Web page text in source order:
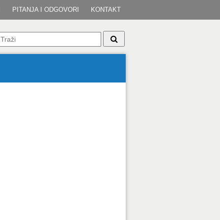
PITANJA I ODGOVORI KONTAKT